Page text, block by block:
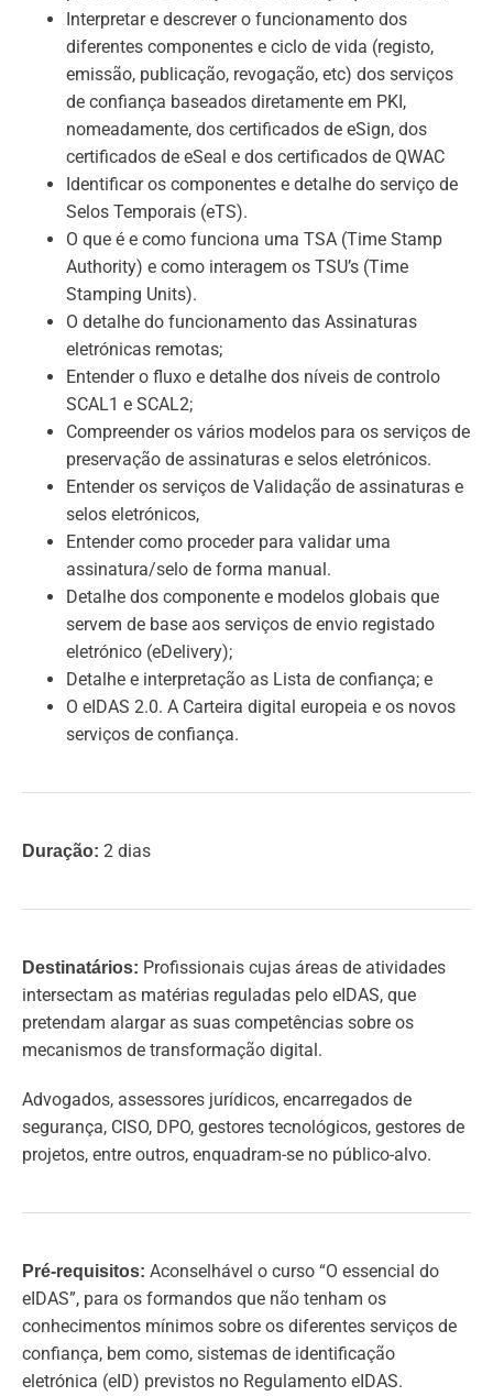
Interpretar e descrever o funcionamento dos
diferentes componentes e ciclo de vida (registo,
emissão, publicação, revogação, etc) dos serviços
de confiança baseados diretamente em PKI,
nomeadamente, dos certificados de eSign, dos
certificados de eSeal e dos certificados de QWAC
Identificar os componentes e detalhe do serviço de
Selos Temporais (eTS).
O que é e como funciona uma TSA (Time Stamp
Authority) e como interagem os TSU’s (Time
Stamping Units).
O detalhe do funcionamento das Assinaturas
eletrónicas remotas;
Entender o fluxo e detalhe dos níveis de controlo
SCAL1 e SCAL2;
Compreender os vários modelos para os serviços de
preservação de assinaturas e selos eletrónicos.
Entender os serviços de Validação de assinaturas e
selos eletrónicos,
Entender como proceder para validar uma
assinatura/selo de forma manual.
Detalhe dos componente e modelos globais que
servem de base aos serviços de envio registado
eletrónico (eDelivery);
Detalhe e interpretação as Lista de confiança; e
O eIDAS 2.0. A Carteira digital europeia e os novos
serviços de confiança.
Duração: 2 dias
Destinatários: Profissionais cujas áreas de atividades
intersectam as matérias reguladas pelo eIDAS, que
pretendam alargar as suas competências sobre os
mecanismos de transformação digital.
Advogados, assessores jurídicos, encarregados de
segurança, CISO, DPO, gestores tecnológicos, gestores de
projetos, entre outros, enquadram-se no público-alvo.
Pré-requisitos: Aconselhável o curso “O essencial do
eIDAS”, para os formandos que não tenham os
conhecimentos mínimos sobre os diferentes serviços de
confiança, bem como, sistemas de identificação
eletrónica (eID) previstos no Regulamento eIDAS.